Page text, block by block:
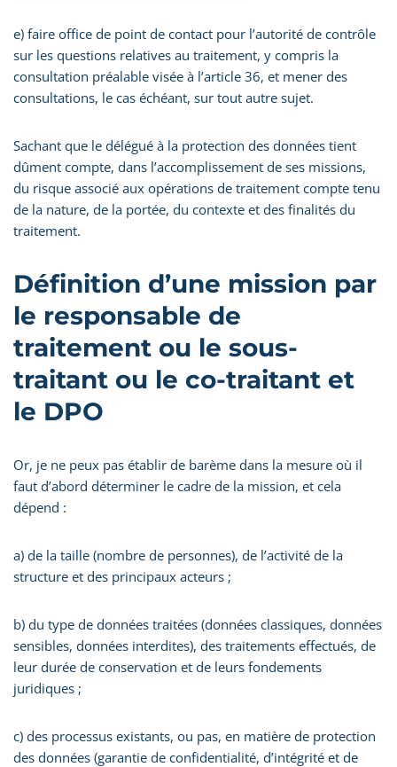
e) faire office de point de contact pour l’autorité de contrôle
sur les questions relatives au traitement, y compris la
consultation préalable visée à l’article 36, et mener des
consultations, le cas échéant, sur tout autre sujet.
Sachant que le délégué à la protection des données tient
dûment compte, dans l’accomplissement de ses missions,
du risque associé aux opérations de traitement compte tenu
de la nature, de la portée, du contexte et des finalités du
traitement.
Définition d’une mission par
le responsable de
traitement ou le sous-
traitant ou le co-traitant et
le DPO
Or, je ne peux pas établir de barème dans la mesure où il
faut d’abord déterminer le cadre de la mission, et cela
dépend :
a) de la taille (nombre de personnes), de l’activité de la
structure et des principaux acteurs ;
b) du type de données traitées (données classiques, données
sensibles, données interdites), des traitements effectués, de
leur durée de conservation et de leurs fondements
juridiques ;
c) des processus existants, ou pas, en matière de protection
des données (garantie de confidentialité, d’intégrité et de